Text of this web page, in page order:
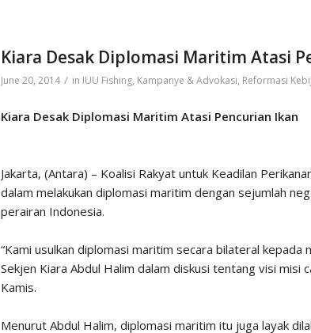
Kiara Desak Diplomasi Maritim Atasi
June 20, 2014 / in IUU Fishing, Kampanye & Advokasi, Reformasi
Kiara Desak Diplomasi Maritim Atasi Pencurian Ikan
Jakarta, (Antara) – Koalisi Rakyat untuk Keadilan
dalam melakukan diplomasi maritim dengan sejumlah
perairan Indonesia.
“Kami usulkan diplomasi maritim secara bilateral kepada
Sekjen Kiara Abdul Halim dalam diskusi tentang visi
Kamis.
Menurut Abdul Halim, diplomasi maritim itu juga layak